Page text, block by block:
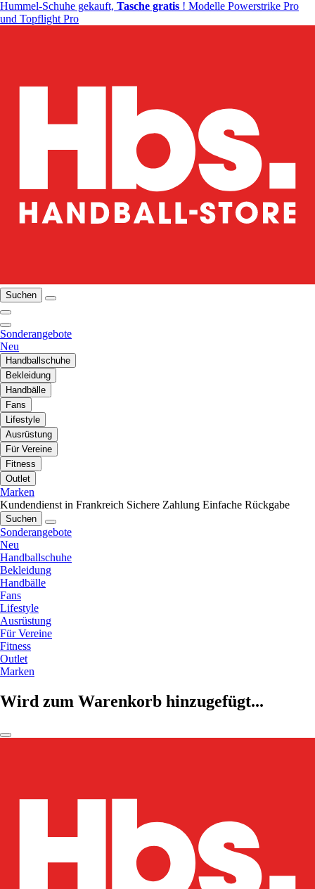
Hummel-Schuhe gekauft, Tasche gratis ! Modelle Powerstrike Pro
und Topflight Pro
Suchen
Sonderangebote
Neu
Handballschuhe
Bekleidung
Handbälle
Fans
Lifestyle
Ausrüstung
Für Vereine
Fitness
Outlet
Marken
Kundendienst in Frankreich Sichere Zahlung Einfache Rückgabe
Suchen
Sonderangebote
Neu
Handballschuhe
Bekleidung
Handbälle
Fans
Lifestyle
Ausrüstung
Für Vereine
Fitness
Outlet
Marken
Wird zum Warenkorb hinzugefügt...